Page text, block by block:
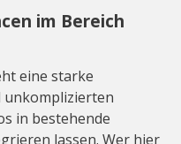
im Bereich
eine starke
unkomplizierten
in bestehende
lassen. Wer hier